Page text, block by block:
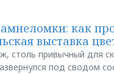
как
выставка
столь привычный для
под сводом